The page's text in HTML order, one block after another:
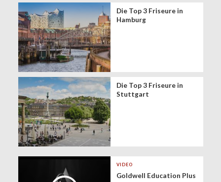
Die Top 3 Friseure in
Hamburg
Die Top 3 Friseure in
Stuttgart
VIDEO
Goldwell Education Plus